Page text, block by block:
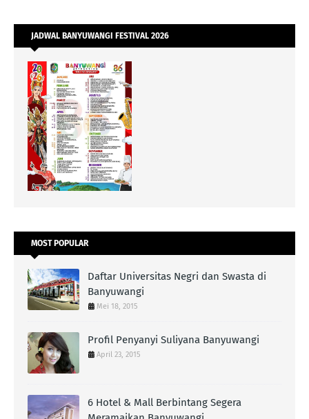
JADWAL BANYUWANGI FESTIVAL 2026
MOST POPULAR
Daftar Universitas Negri dan Swasta di
Banyuwangi
Mei 18, 2015
Profil Penyanyi Suliyana Banyuwangi
April 23, 2015
6 Hotel & Mall Berbintang Segera